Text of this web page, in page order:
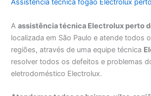
Assistência técnica fogão Electrolux
Aassistência técnica Electrolux perto
localizada em São Paulo e atende todos
regiões, através de uma equipe técnica
resolver todos os defeitos e problemas
eletrodoméstico Electrolux.